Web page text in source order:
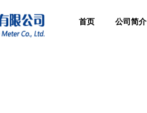
首页 公司简介